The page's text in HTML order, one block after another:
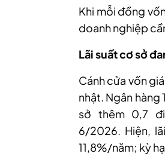
Khi mỗi đồng
doanh nghiệp
Lãi suất cơ sở
Cánh cửa vốn
nhật. Ngân hàng
sở thêm 0,7
6/2026. Hiện,
11,8%/năm; kỳ